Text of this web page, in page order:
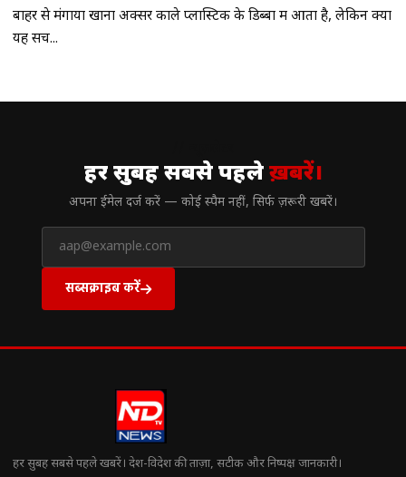
बाहर से मंगाया खाना अक्सर काले प्लास्टिक के डिब्बों में आता है, लेकिन क्या
यह सच...
हर सुबह सबसे पहलेख़बरें।
अपना ईमेल दर्ज करें — कोई स्पैम नहीं, सिर्फ ज़रूरी खबरें।
सब्सक्राइब करें
हर सुबह सबसे पहले खबरें। देश-विदेश की ताज़ा, सटीक और निष्पक्ष जानकारी।